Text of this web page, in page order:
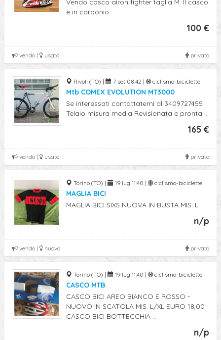
Vendo casco airoh fighter taglia M. Il casco
è in carbonio.
100 €
privato
vendo | usato
Rivoli (TO) | 7 set 08:42 | ciclismo-biciclette
Mtb COMEX EVOLUTION MT3000
Se interessati contattatemi al 3409727455
Telaio misura media Revisionata e pronta ...
165 €
privato
vendo | usato
Torino (TO) | 19 lug 11:40 | ciclismo-biciclette
MAGLIA BICI
MAGLIA BICI SIXS NUOVA IN BUSTA MIS. L
n/p
privato
vendo | nuovo
Torino (TO) | 19 lug 11:40 | ciclismo-biciclette
CASCO MTB
CASCO BICI AREO BIANCO E ROSSO -
NUOVO IN SCATOLA MIS. L/XL EURO 18,00
CASCO BICI BOTTECCHIA ...
n/p